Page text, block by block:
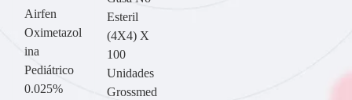
Airfen
Oximetazol
ina
Pediátrico
0.025%
Esteril
(4X4) X
100
Unidades
Grossmed